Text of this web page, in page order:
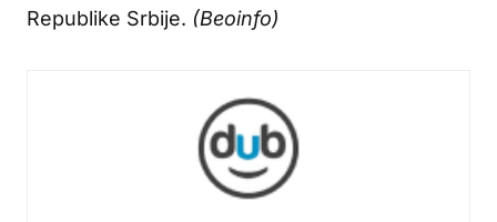
Republike Srbije. (Beoinfo)